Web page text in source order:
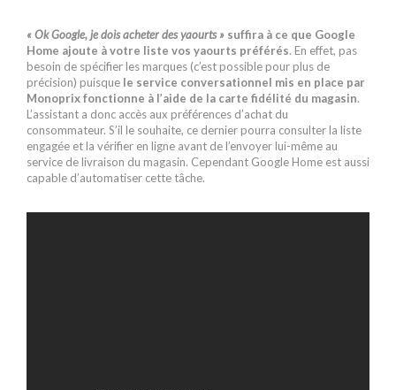
« Ok Google, je dois acheter des yaourts » suffira à ce que Google
Home ajoute à votre liste vos yaourts préférés. En effet, pas
besoin de spécifier les marques (c’est possible pour plus de
précision) puisque le service conversationnel mis en place par
Monoprix fonctionne à l’aide de la carte fidélité du magasin.
L’assistant a donc accès aux préférences d’achat du
consommateur. S’il le souhaite, ce dernier pourra consulter la liste
engagée et la vérifier en ligne avant de l’envoyer lui-même au
service de livraison du magasin. Cependant Google Home est aussi
capable d’automatiser cette tâche.